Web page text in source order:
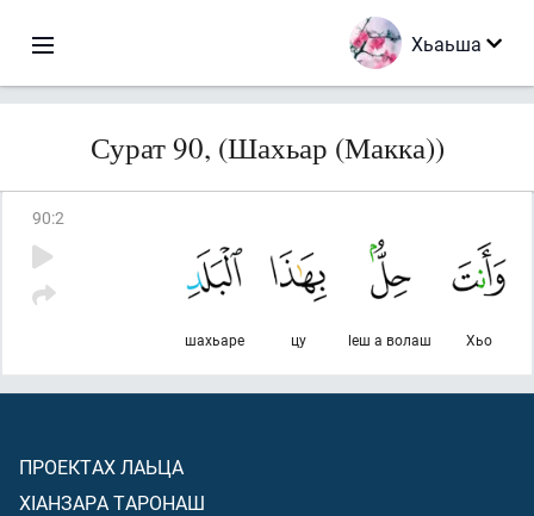
Хьаьша
Сурат 90, (Шахьар (Макка))
90:2
Хьо
lеш а волаш
цу
шахьаре
ПРОЕКТАХ ЛАЬЦА
ХIАНЗАРА ТАРОНАШ